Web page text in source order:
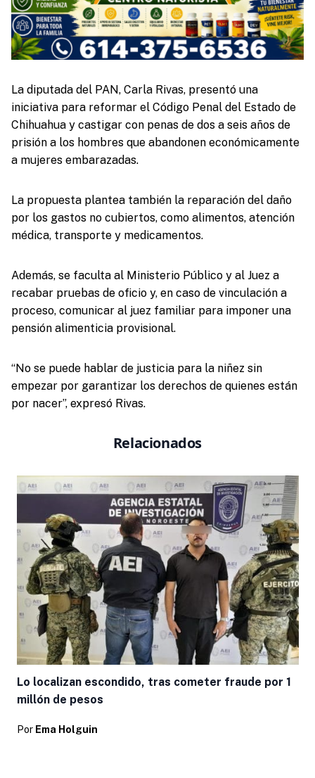
La diputada del PAN, Carla Rivas, presentó una
iniciativa para reformar el Código Penal del Estado de
Chihuahua y castigar con penas de dos a seis años de
prisión a los hombres que abandonen económicamente
a mujeres embarazadas.
La propuesta plantea también la reparación del daño
por los gastos no cubiertos, como alimentos, atención
médica, transporte y medicamentos.
Además, se faculta al Ministerio Público y al Juez a
recabar pruebas de oficio y, en caso de vinculación a
proceso, comunicar al juez familiar para imponer una
pensión alimenticia provisional.
“No se puede hablar de justicia para la niñez sin
empezar por garantizar los derechos de quienes están
por nacer”, expresó Rivas.
Relacionados
Lo localizan escondido, tras cometer fraude por 1
millón de pesos
Por Ema Holguin